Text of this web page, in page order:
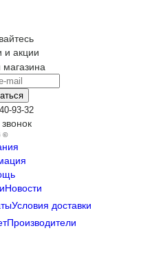
и акции
магазина
93-32
©
Новости
Условия доставки
Производители